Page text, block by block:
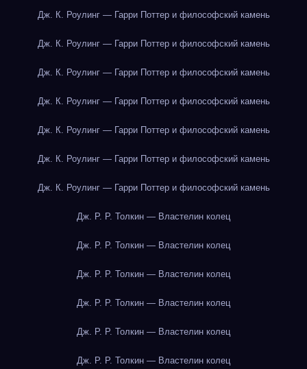
Дж. К. Роулинг — Гарри Поттер и философский камень
Дж. К. Роулинг — Гарри Поттер и философский камень
Дж. К. Роулинг — Гарри Поттер и философский камень
Дж. К. Роулинг — Гарри Поттер и философский камень
Дж. К. Роулинг — Гарри Поттер и философский камень
Дж. К. Роулинг — Гарри Поттер и философский камень
Дж. К. Роулинг — Гарри Поттер и философский камень
Дж. Р. Р. Толкин — Властелин колец
Дж. Р. Р. Толкин — Властелин колец
Дж. Р. Р. Толкин — Властелин колец
Дж. Р. Р. Толкин — Властелин колец
Дж. Р. Р. Толкин — Властелин колец
Дж. Р. Р. Толкин — Властелин колец